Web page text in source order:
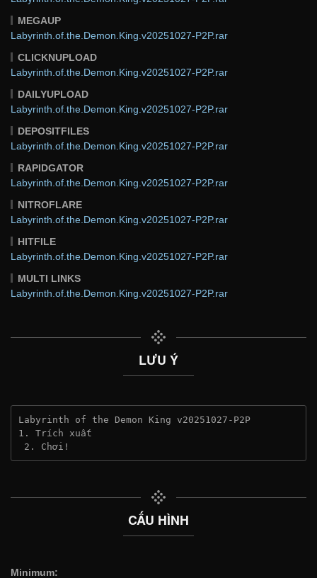
MEGAUP
Labyrinth.of.the.Demon.King.v20251027-P2P.rar
CLICKNUPLOAD
Labyrinth.of.the.Demon.King.v20251027-P2P.rar
DAILYUPLOAD
Labyrinth.of.the.Demon.King.v20251027-P2P.rar
DEPOSITFILES
Labyrinth.of.the.Demon.King.v20251027-P2P.rar
RAPIDGATOR
Labyrinth.of.the.Demon.King.v20251027-P2P.rar
NITROFLARE
Labyrinth.of.the.Demon.King.v20251027-P2P.rar
HITFILE
Labyrinth.of.the.Demon.King.v20251027-P2P.rar
MULTI LINKS
Labyrinth.of.the.Demon.King.v20251027-P2P.rar
LƯU Ý
Labyrinth of the Demon King v20251027-P2P
1. Trích xuất
2. Chơi!
CẤU HÌNH
Minimum: